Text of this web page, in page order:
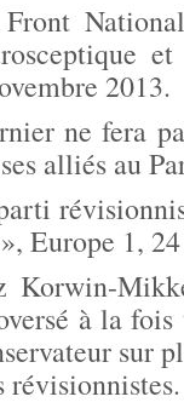
2013.
ne fera
alliés au
Europe 1,
Korwin-
à la
sur
révisionnistes.